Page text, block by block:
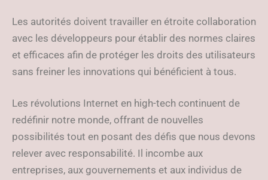
Les autorités doivent travailler en étroite collaboration
avec les développeurs pour établir des normes claires
et efficaces afin de protéger les droits des utilisateurs
sans freiner les innovations qui bénéficient à tous.
Les révolutions Internet en high-tech continuent de
redéfinir notre monde, offrant de nouvelles
possibilités tout en posant des défis que nous devons
relever avec responsabilité. Il incombe aux
entreprises, aux gouvernements et aux individus de